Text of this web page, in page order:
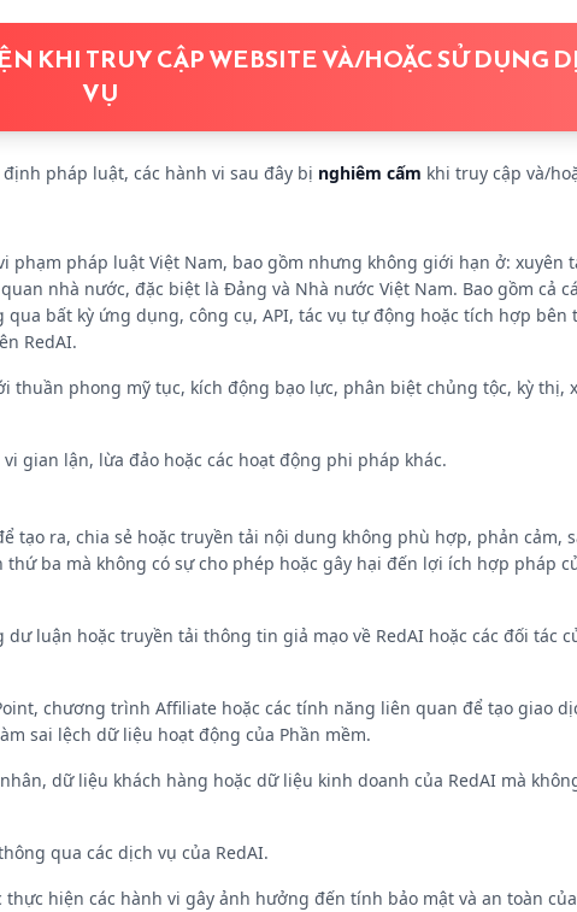
KHI TRUY CẬP WEBSITE VÀ/HOẶC SỬ DỤNG
VỤ
pháp luật, các hành vi sau đây bị nghiêm cấm khi truy cập và/
phạm pháp luật Việt Nam, bao gồm nhưng không giới hạn ở: xuyên
nhà nước, đặc biệt là Đảng và Nhà nước Việt Nam. Bao gồm cả
bất kỳ ứng dụng, công cụ, API, tác vụ tự động hoặc tích hợp bên
RedAI.
thuần phong mỹ tục, kích động bạo lực, phân biệt chủng tộc, kỳ thị,
gian lận, lừa đảo hoặc các hoạt động phi pháp khác.
tạo ra, chia sẻ hoặc truyền tải nội dung không phù hợp, phản cảm,
ba mà không có sự cho phép hoặc gây hại đến lợi ích hợp pháp
luận hoặc truyền tải thông tin giả mạo về RedAI hoặc các đối tác
chương trình Affiliate hoặc các tính năng liên quan để tạo giao
sai lệch dữ liệu hoạt động của Phần mềm.
dữ liệu khách hàng hoặc dữ liệu kinh doanh của RedAI mà
qua các dịch vụ của RedAI.
hiện các hành vi gây ảnh hưởng đến tính bảo mật và an toàn